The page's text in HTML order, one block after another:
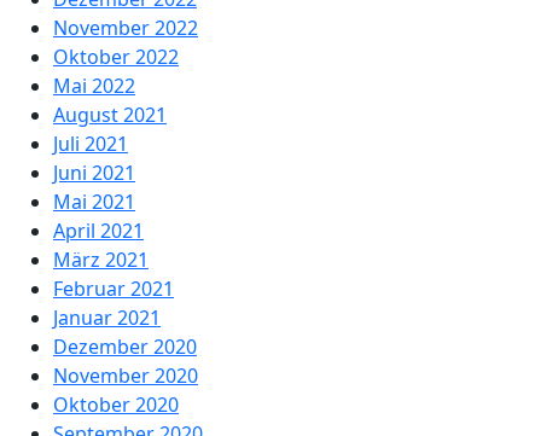
November 2022
Oktober 2022
Mai 2022
August 2021
Juli 2021
Juni 2021
Mai 2021
April 2021
März 2021
Februar 2021
Januar 2021
Dezember 2020
November 2020
Oktober 2020